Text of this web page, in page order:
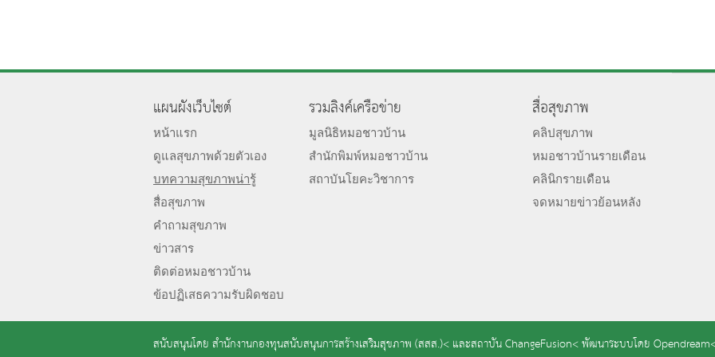
แผนผังเว็บไซต์
หน้าแรก
ดูแลสุขภาพด้วยตัวเอง
บทความสุขภาพน่ารู้
สื่อสุขภาพ
คำถามสุขภาพ
ข่าวสาร
ติดต่อหมอชาวบ้าน
ข้อปฏิเสธความรับผิดชอบ
รวมลิงค์เครือข่าย
มูลนิธิหมอชาวบ้าน
สำนักพิมพ์หมอชาวบ้าน
สถาบันโยคะวิชาการ
สื่อสุขภาพ
คลิปสุขภาพ
หมอชาวบ้านรายเดือน
คลินิกรายเดือน
จดหมายข่าวย้อนหลัง
สนับสนุนโดย สำนักงานกองทุนสนับสนุนการสร้างเสริมสุขภาพ (สสส.)< และสถาบัน ChangeFusion<พัฒนาระบบโดย